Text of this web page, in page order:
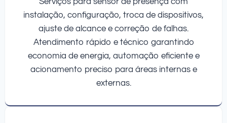
instalação, configuração, troca de dispositivos,
ajuste de alcance e correção de falhas.
Atendimento rápido e técnico garantindo
economia de energia, automação eficiente e
acionamento preciso para áreas internas e
externas.